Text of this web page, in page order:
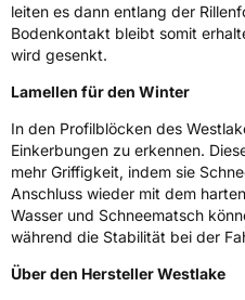
M+SJa
VerstärktXL
EU Label
EffizienzD
NasshaftungC
Rollgeräusch (Klasse)B
leiten es dann entlang der
Bodenkontakt bleibt somit
wird gesenkt.
Lamellen für den Winter
In den Profilblöcken des
Einkerbungen zu erkennen.
mehr Griffigkeit, indem sie
Anschluss wieder mit dem
Wasser und Schneematsch
während die Stabilität bei der
Über den Hersteller Westlake